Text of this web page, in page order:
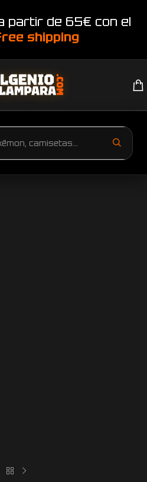
partir de 65€ con el
shipping